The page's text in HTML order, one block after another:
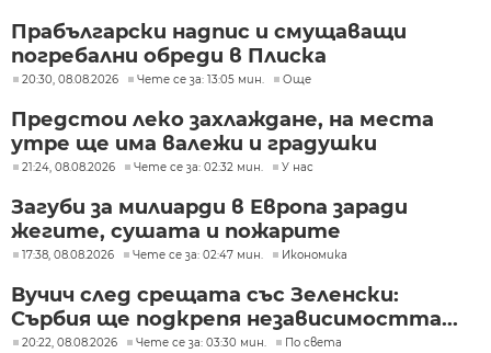
Прабългарски надпис и смущаващи
погребални обреди в Плиска
20:30, 08.08.2026 Чете се за: 13:05 мин. Още
Предстои леко захлаждане, на места
утре ще има валежи и градушки
21:24, 08.08.2026 Чете се за: 02:32 мин. У нас
Загуби за милиарди в Европа заради
жегите, сушата и пожарите
17:38, 08.08.2026 Чете се за: 02:47 мин. Икономика
Вучич след срещата със Зеленски:
Сърбия ще подкрепя независимостта...
20:22, 08.08.2026 Чете се за: 03:30 мин. По света